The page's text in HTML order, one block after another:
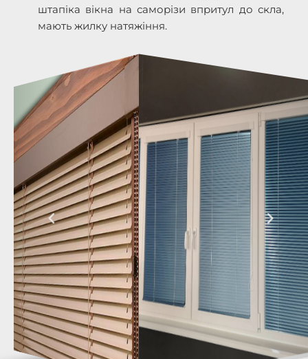
штапіка вікна на саморізи впритул до скла,
мають жилку натяжіння.